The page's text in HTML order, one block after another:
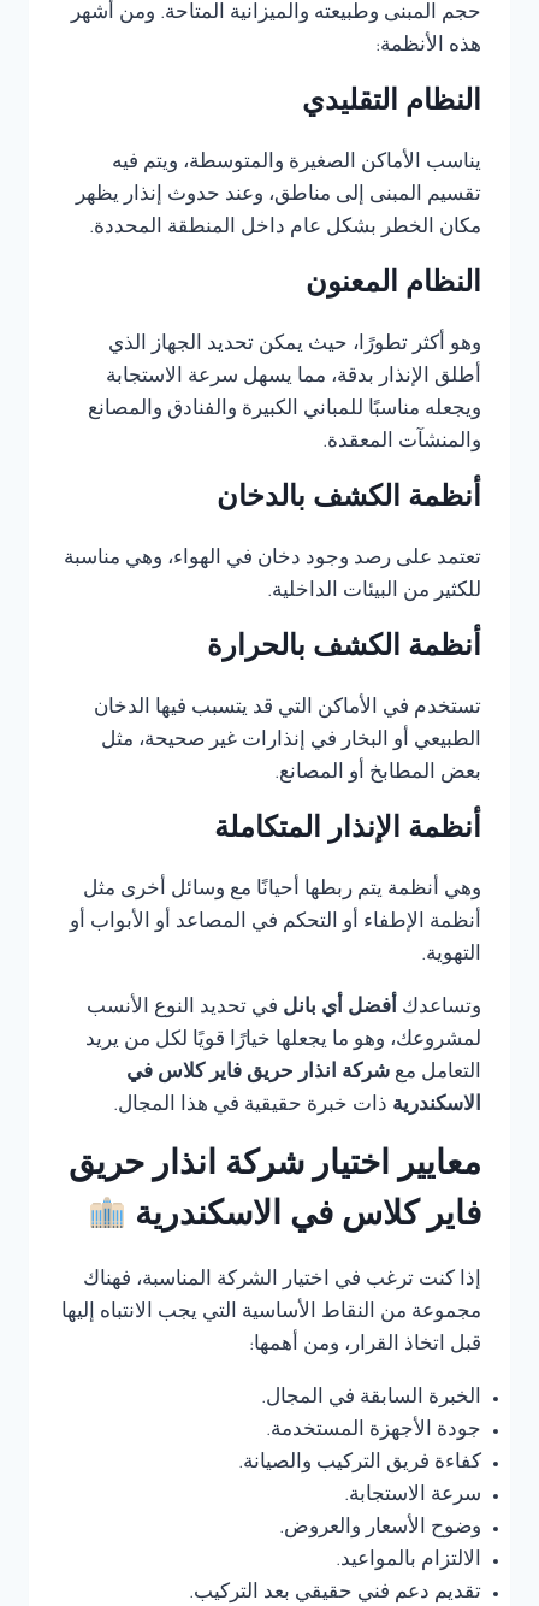
حجم المبنى وطبيعته والميزانية المتاحة. ومن أشهر
هذه الأنظمة:
النظام التقليدي
يناسب الأماكن الصغيرة والمتوسطة، ويتم فيه
تقسيم المبنى إلى مناطق، وعند حدوث إنذار يظهر
مكان الخطر بشكل عام داخل المنطقة المحددة.
النظام المعنون
وهو أكثر تطورًا، حيث يمكن تحديد الجهاز الذي
أطلق الإنذار بدقة، مما يسهل سرعة الاستجابة
ويجعله مناسبًا للمباني الكبيرة والفنادق والمصانع
والمنشآت المعقدة.
أنظمة الكشف بالدخان
تعتمد على رصد وجود دخان في الهواء، وهي مناسبة
للكثير من البيئات الداخلية.
أنظمة الكشف بالحرارة
تستخدم في الأماكن التي قد يتسبب فيها الدخان
الطبيعي أو البخار في إنذارات غير صحيحة، مثل
بعض المطابخ أو المصانع.
أنظمة الإنذار المتكاملة
وهي أنظمة يتم ربطها أحيانًا مع وسائل أخرى مثل
أنظمة الإطفاء أو التحكم في المصاعد أو الأبواب أو
التهوية.
وتساعدك أفضل أي بانل في تحديد النوع الأنسب
لمشروعك، وهو ما يجعلها خيارًا قويًا لكل من يريد
التعامل مع شركة انذار حريق فاير كلاس في
الاسكندرية ذات خبرة حقيقية في هذا المجال.
معايير اختيار شركة انذار حريق
فاير كلاس في الاسكندرية
إذا كنت ترغب في اختيار الشركة المناسبة، فهناك
مجموعة من النقاط الأساسية التي يجب الانتباه إليها
قبل اتخاذ القرار، ومن أهمها:
الخبرة السابقة في المجال.
جودة الأجهزة المستخدمة.
كفاءة فريق التركيب والصيانة.
سرعة الاستجابة.
وضوح الأسعار والعروض.
الالتزام بالمواعيد.
تقديم دعم فني حقيقي بعد التركيب.